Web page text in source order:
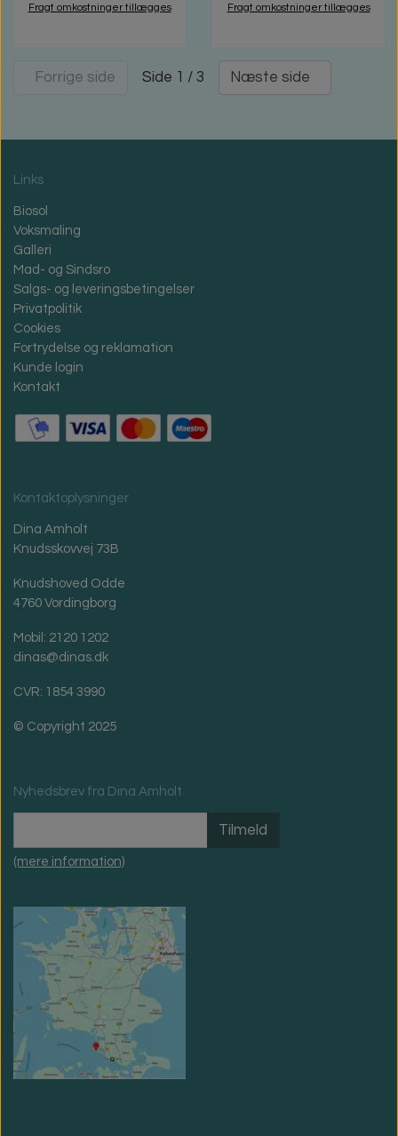
Fragt omkostninger tillægges Fragt omkostninger tillægges
Forrige side Side 1 / 3 Næste side
Links
Biosol
Voksmaling
Galleri
Mad- og Sindsro
Salgs- og leveringsbetingelser
Privatpolitik
Cookies
Fortrydelse og reklamation
Kunde login
Kontakt
Kontaktoplysninger
Dina Amholt
Knudsskovvej 73B
Knudshoved Odde
4760 Vordingborg
Mobil: 2120 1202
dinas@dinas.dk
CVR: 1854 3990
© Copyright 2025
Nyhedsbrev fra Dina Amholt
Tilmeld
(mere information)